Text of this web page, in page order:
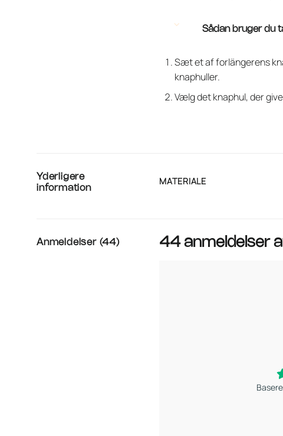
Sådan bruger du
Sæt et af forlängerens
knaphuller.
Vælg det knaphul, der
Yderligere
information
MATERIALE
Anmeldelser (44) 44 anmeldelser